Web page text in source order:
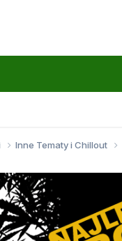
Inne Tematy i Chillout